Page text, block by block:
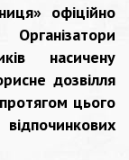
офіційно
насичену
дозвілля
цього